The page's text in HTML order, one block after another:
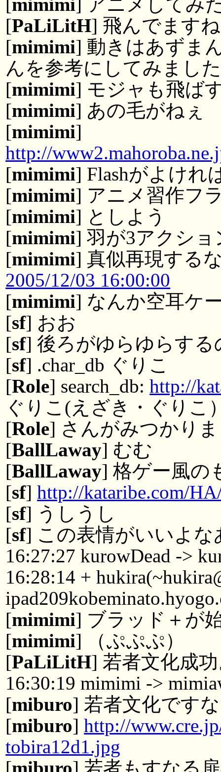
[PaLiLitH] 飛んでます
[mimimi] 動きはあずま
んを参考にしてみまし
[mimimi] モジャも飛ば
[mimimi] あの毛がねぇ
[mimimi]
http://
[mimimi] Flashがよけれ
[mimimi] アニメ習作フ
[mimimi] としよう
[mimimi] 羽が3アクシ
[mimimi] 真似再現する
2005/12/03 16:00:00
[mimimi] なんか空耳ケ
[sf] おお
[sf] 後ろがゆらゆらする
[sf] .char_db ぐりこ
[Role] search_db:http://
ぐりこ(えざき・ぐりこ
[Role] さんがみつかり
[BallLaway] むむ
[BallLaway] 格ゲー風の
[sf]http://kataribe.com/
[sf] うしうし
[sf] この表情がいいよな
16:27:27 kurowDead ->
16:28:14 +
[mimimi] ブラッド＋が
[mimimi] （ぷぷぷ）
[PaLiLitH] 若者文化成
16:30:19 mimimi ->
[miburo] 若者文化です
[miburo]http://
tobira12d1.jpg
[miburo] 若者もすなる